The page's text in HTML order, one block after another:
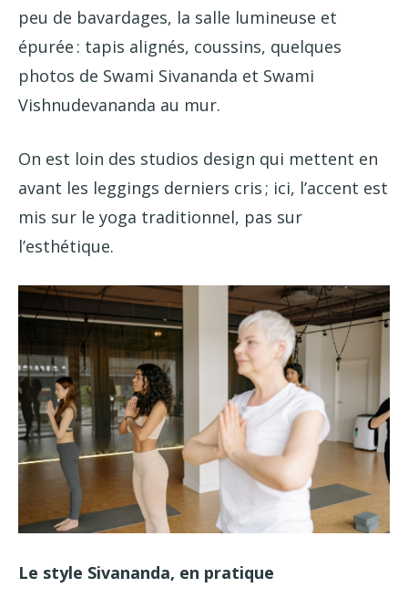
peu de bavardages, la salle lumineuse et
épurée : tapis alignés, coussins, quelques
photos de Swami Sivananda et Swami
Vishnudevananda au mur.
On est loin des studios design qui mettent en
avant les leggings derniers cris ; ici, l’accent est
mis sur le yoga traditionnel, pas sur
l’esthétique.
Le style Sivananda, en pratique